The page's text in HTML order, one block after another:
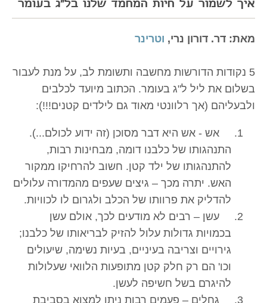
איך לשמור על חיות המחמד שלנו בל"ג בעומר
מאת: דר. דורון נרי, וטרינר
5 נקודות הדורשות מחשבה ותשומת לב, על מנת לעבור
בשלום את ליל ל"ג בעומר. הכתוב מיועד לכלבים
ולבעליהם (אך רלוונטי מאוד גם לילדים קטנים!!!):
אש - אש היא דבר מסוכן (זה ידוע לכולם...).
התנהגותו של כלבנו דומה, מבחינות רבות,
להתנהגותו של ילד קטן. חשוב להרחיקו ממקור
האש. יתרה מכך – גיצים שעפים מהמדורה עלולים
להדליק את פרוותו של הכלב ולגרום לו לכוויות.
עשן – רבים לא מודעים לכך, אולם עשן
בכמויות גדולות עלול להזיק לבריאותו של כלבנו;
גירויים וצריבה בעיניים, בעיות נשימה, שיעולים
וכו' הם רק חלק קטן מתופעות הלוואי שעלולות
להיגרם בשל חשיפה לעשן.
גחלים – פעמים רבות ניתן למצוא בסביבת